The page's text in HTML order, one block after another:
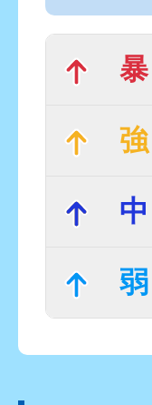
暴
強
中
弱